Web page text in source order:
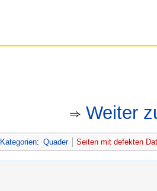
Weiter
Kategorien: Quader Seiten mit defekten